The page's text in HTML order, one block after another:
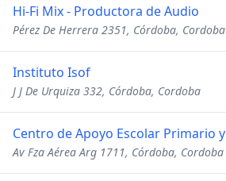
Hi-Fi Mix - Productora de Audio
Pérez De Herrera 2351, Córdoba, Cordoba
Instituto Isof
J J De Urquiza 332, Córdoba, Cordoba
Av Fza Aérea Arg 1711, Córdoba, Cordoba